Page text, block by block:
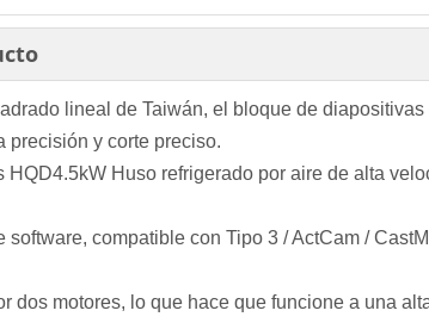
lineal de Taiwán, el bloque de
precisión y corte preciso.
HQD4.5kW Huso refrigerado por aire de alta
software, compatible con Tipo 3 / ActCam /
dos motores, lo que hace que funcione a una